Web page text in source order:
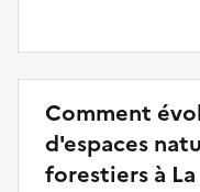
Comment
d'espaces
forestiers à